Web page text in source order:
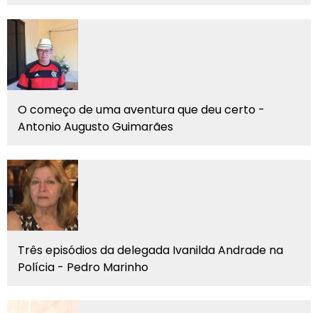
O começo de uma aventura que deu certo -
Antonio Augusto Guimarães
Três episódios da delegada Ivanilda Andrade na
Polícia - Pedro Marinho